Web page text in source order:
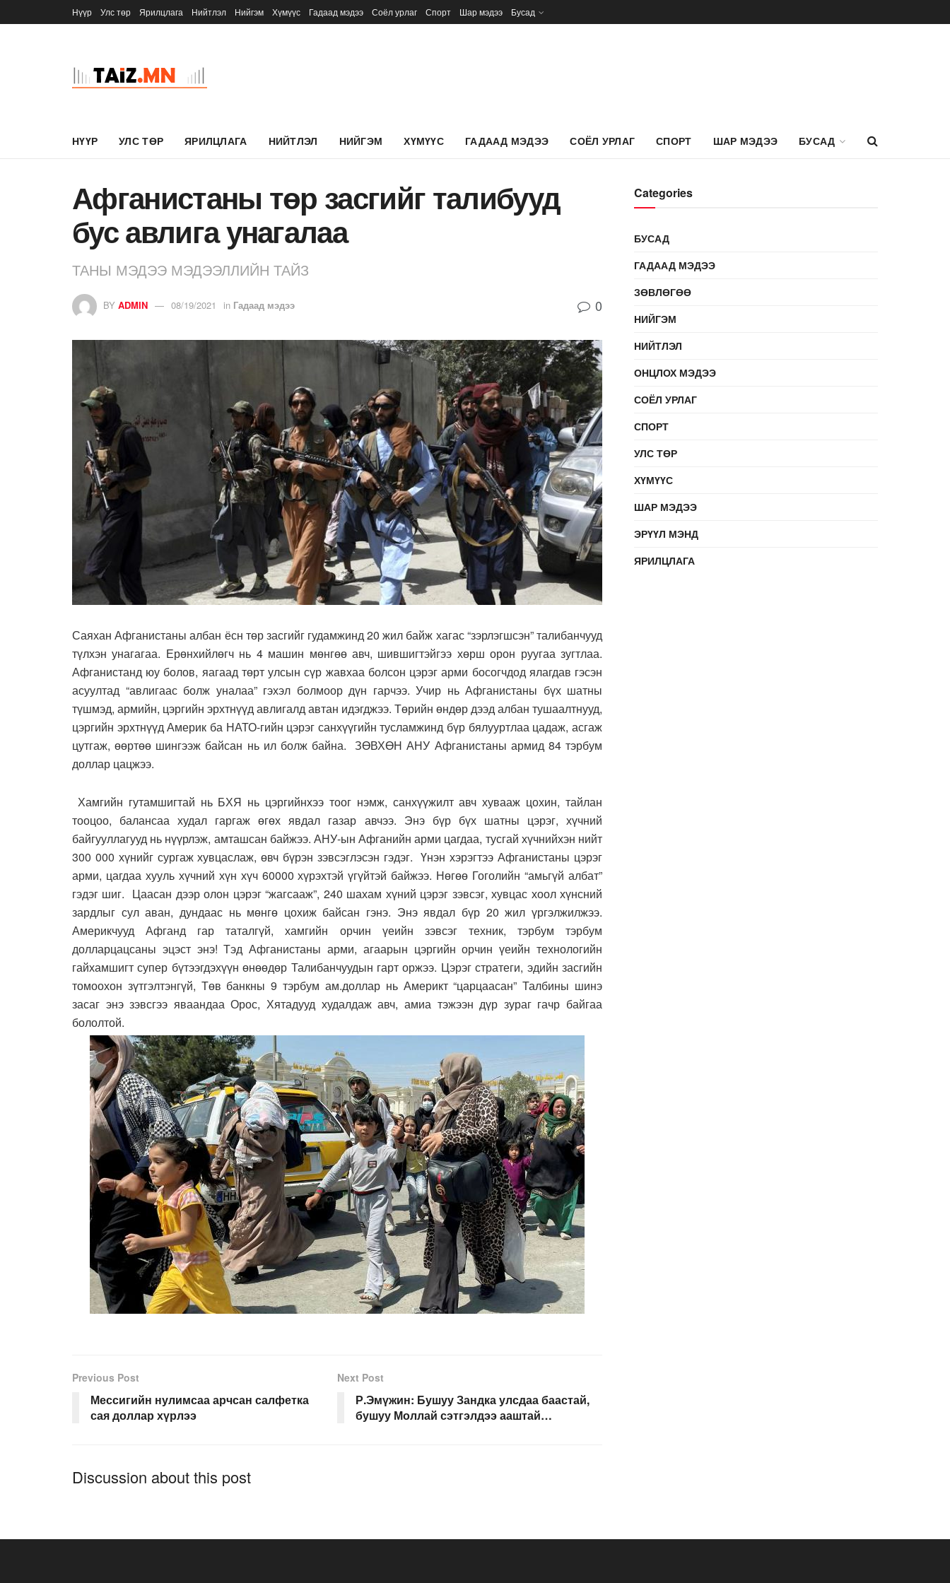
Нүүр Улс төр Ярилцлага Нийтлэл Нийгэм Хүмүүс Гадаад мэдээ Соёл урлаг Спорт Шар мэдээ Бусад
НҮҮР УЛС ТӨР ЯРИЛЦЛАГА НИЙТЛЭЛ НИЙГЭМ ХҮМҮҮС ГАДААД МЭДЭЭ СОЁЛ УРЛАГ СПОРТ ШАР МЭДЭЭ БУСАД
Афганистаны төр засгийг талибууд
бус авлига унагалаа
ТАНЫ МЭДЭЭ МЭДЭЭЛЛИЙН ТАЙЗ
BY ADMIN 08/19/2021 in Гадаад мэдээ 0
Саяхан Афганистаны албан ёсн төр засгийг гудамжинд 20 жил байж хагас “зэрлэгшсэн” талибанчууд
түлхэн унагагаа. Ерөнхийлөгч нь 4 машин мөнгөө авч, шившигтэйгээ хөрш орон руугаа зугтлаа.
Афганистанд юу болов, яагаад төрт улсын сүр жавхаа болсон цэрэг арми босогчдод ялагдав гэсэн
асуултад “авлигаас болж уналаа” гэхэл болмоор дүн гарчээ. Учир нь Афганистаны бүх шатны
түшмэд, армийн, цэргийн эрхтнүүд авлигалд автан идэгджээ. Төрийн өндөр дээд албан тушаалтнууд,
цэргийн эрхтнүүд Америк ба НАТО-гийн цэрэг санхүүгийн тусламжинд бүр бялууртлаа цадаж, асгаж
цутгаж, өөртөө шингээж байсан нь ил болж байна. ЗӨВХӨН АНУ Афганистаны армид 84 тэрбум
доллар цацжээ.
Хамгийн гутамшигтай нь БХЯ нь цэргийнхээ тоог нэмж, санхүүжилт авч хувааж цохин, тайлан
тооцоо, балансаа худал гаргаж өгөх явдал газар авчээ. Энэ бүр бүх шатны цэрэг, хүчний
байгууллагууд нь нүүрлэж, амташсан байжээ. АНУ-ын Афганийн арми цагдаа, тусгай хүчнийхэн нийт
300 000 хүнийг сургаж хувцаслаж, өвч бүрэн зэвсэглэсэн гэдэг. Үнэн хэрэгтээ Афганистаны цэрэг
арми, цагдаа хууль хүчний хүн хүч 60000 хүрэхтэй үгүйтэй байжээ. Нөгөө Гоголийн “амьгүй албат”
гэдэг шиг. Цаасан дээр олон цэрэг “жагсааж”, 240 шахам хүний цэрэг зэвсэг, хувцас хоол хүнсний
зардлыг сул аван, дундаас нь мөнгө цохиж байсан гэнэ. Энэ явдал бүр 20 жил үргэлжилжээ.
Америкчууд Афганд гар таталгүй, хамгийн орчин үеийн зэвсэг техник, тэрбум тэрбум
долларцацсаны эцэст энэ! Тэд Афганистаны арми, агаарын цэргийн орчин үеийн технологийн
гайхамшигт супер бүтээгдэхүүн өнөөдөр Талибанчуудын гарт оржээ. Цэрэг стратеги, эдийн засгийн
томоохон зүтгэлтэнгүй, Төв банкны 9 тэрбум ам.доллар нь Америкт “царцаасан” Талбины шинэ
засаг энэ зэвсгээ яваандаа Орос, Хятадууд худалдаж авч, амиа тэжээн дүр зураг гачр байгаа
бололтой.
Previous Post
Мессигийн нулимсаа арчсан салфетка
сая доллар хүрлээ
Next Post
Р.Эмүжин: Бушуу Зандка улсдаа баастай,
бушуу Моллай сэтгэлдээ ааштай…
Discussion about this post
Categories
БУСАД
ГАДААД МЭДЭЭ
ЗӨВЛӨГӨӨ
НИЙГЭМ
НИЙТЛЭЛ
ОНЦЛОХ МЭДЭЭ
СОЁЛ УРЛАГ
СПОРТ
УЛС ТӨР
ХҮМҮҮС
ШАР МЭДЭЭ
ЭРҮҮЛ МЭНД
ЯРИЛЦЛАГА